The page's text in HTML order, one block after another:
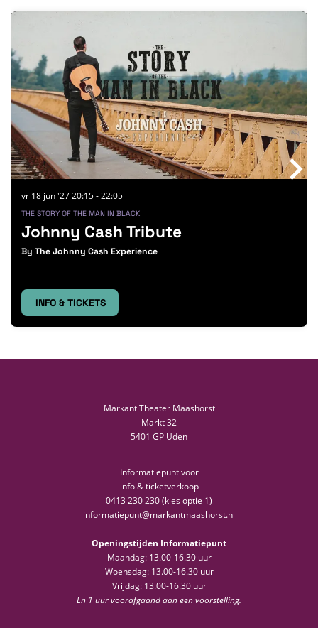
Johnny Cash Tribute
By The Johnny Cash Experience
THE STORY OF THE MAN IN BLACK
vr 18 jun '2720:15 - 22:05
INFO & TICKETS
Markant Theater Maashorst
Markt 32
5401 GP Uden
Informatiepunt voor
info & ticketverkoop
0413 230 230 (kies optie 1)
informatiepunt@markantmaashorst.nl
Openingstijden Informatiepunt
Maandag: 13.00-16.30 uur
Woensdag: 13.00-16.30 uur
Vrijdag: 13.00-16.30 uur
En 1 uur voorafgaand aan een voorstelling.